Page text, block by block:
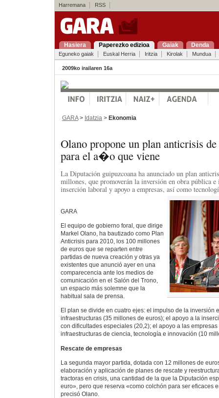
Harremana RSS
Hasiera Paperezko edizioa Gaiak Denda
Eguneko gaiak Euskal Herria Iritzia Kirolak Mundua
2009ko irailaren 16a
GARA> Idatzia > Ekonomia
Olano propone un plan anticrisis
para el a�o que viene
La Diputación guipuzcoana ha anunciado un plan
millones, que promoverán la inversión en obra pública
inserción laboral y apoyo a empresas, así como
GARA
El equipo de gobierno foral, que dirige
Markel Olano, ha bautizado como Plan
Anticrisis para 2010, los 100 millones
de euros que se reparten entre
partidas de nueva creación y otras ya
existentes que anunció ayer en una
comparecencia ante los medios de
comunicación en el Salón del Trono,
un espacio más solemne que la
habitual sala de prensa.
El plan se divide en cuatro ejes: el impulso de la inversión
infraestructuras (35 millones de euros); el apoyo a la
con dificultades especiales (20,2); el apoyo a las
infraestructuras de ciencia, tecnología e innovación (10
Rescate de empresas
La segunda mayor partida, dotada con 12 millones de
elaboración y aplicación de planes de rescate y
tractoras en crisis, una cantidad de la que la Diputación
euro», pero que reserva «como colchón para ser eficaces
precisó Olano.